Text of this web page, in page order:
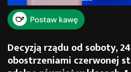
Decyzją rządu od soboty,
obostrzeniami czerwonej